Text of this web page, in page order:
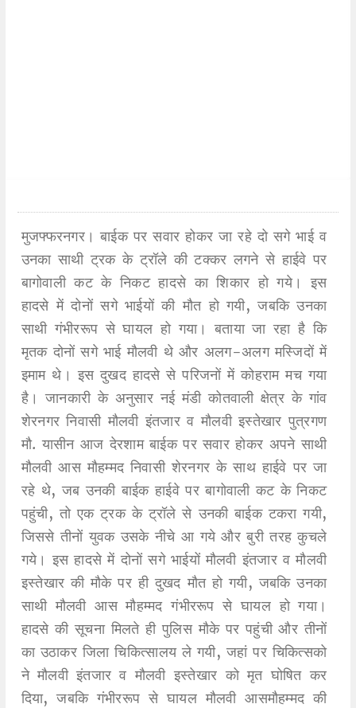
मुजफ्फरनगर। बाईक पर सवार होकर जा रहे दो सगे भाई व
उनका साथी ट्रक के ट्रॉले की टक्कर लगने से हाईवे पर
बागोवाली कट के निकट हादसे का शिकार हो गये। इस
हादसे में दोनों सगे भाईयों की मौत हो गयी, जबकि उनका
साथी गंभीररूप से घायल हो गया। बताया जा रहा है कि
मृतक दोनों सगे भाई मौलवी थे और अलग-अलग मस्जिदों में
इमाम थे। इस दुखद हादसे से परिजनों में कोहराम मच गया
है। जानकारी के अनुसार नई मंडी कोतवाली क्षेत्र के गांव
शेरनगर निवासी मौलवी इंतजार व मौलवी इस्तेखार पुत्रगण
मौ. यासीन आज देरशाम बाईक पर सवार होकर अपने साथी
मौलवी आस मौहम्मद निवासी शेरनगर के साथ हाईवे पर जा
रहे थे, जब उनकी बाईक हाईवे पर बागोवाली कट के निकट
पहुंची, तो एक ट्रक के ट्रॉले से उनकी बाईक टकरा गयी,
जिससे तीनों युवक उसके नीचे आ गये और बुरी तरह कुचले
गये। इस हादसे में दोनों सगे भाईयों मौलवी इंतजार व मौलवी
इस्तेखार की मौके पर ही दुखद मौत हो गयी, जबकि उनका
साथी मौलवी आस मौहम्मद गंभीररूप से घायल हो गया।
हादसे की सूचना मिलते ही पुलिस मौके पर पहुंची और तीनों
का उठाकर जिला चिकित्सालय ले गयी, जहां पर चिकित्सको
ने मौलवी इंतजार व मौलवी इस्तेखार को मृत घोषित कर
दिया, जबकि गंभीररूप से घायल मौलवी आसमौहम्मद की